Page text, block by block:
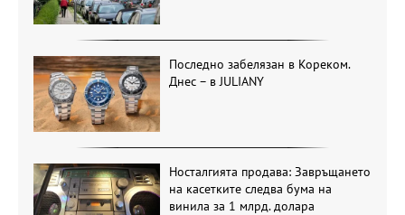
Последно забелязан в Кореком.
Днес – в JULIANY
Носталгията продава: Завръщането
на касетките следва бума на
винила за 1 млрд. долара